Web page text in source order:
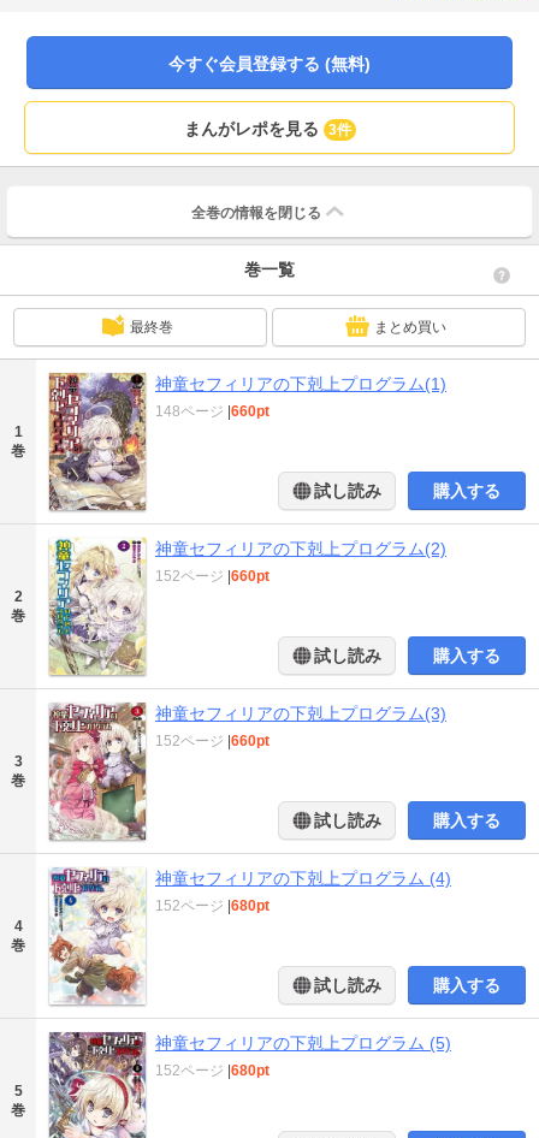
今すぐ会員登録する (無料)
まんがレポを見る 3件
全巻の情報を 閉じる
巻一覧
最終巻 まとめ買い
1
巻
神童セフィリアの下剋上プログラム(1)
148ページ 660pt
試し読み 購入する
2
巻
神童セフィリアの下剋上プログラム(2)
152ページ 660pt
試し読み 購入する
3
巻
神童セフィリアの下剋上プログラム(3)
152ページ 660pt
試し読み 購入する
4
巻
神童セフィリアの下剋上プログラム (4)
152ページ 680pt
試し読み 購入する
5
巻
神童セフィリアの下剋上プログラム (5)
152ページ 680pt